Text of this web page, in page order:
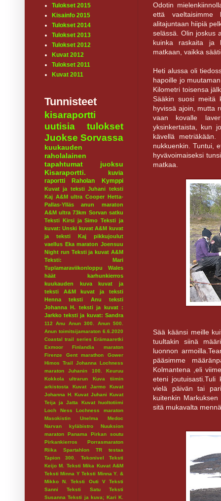
Odotin
että vaeltaisimme
alitajuntaan hiipiä
selässä. Olin joskus
kuinka raskaita ja
matkaan, vaikka
Heti alussa oli
hapoille jo
Kilometri toisensa
Sääkin suosi meitä
hyvissä ajoin, mutta
vaan kovalle
yksinkertaista, kun
kävellä
nukkuenkin. Tuntui,
hyvävoimaiseksi
matkaa.
Sää käänsi meille
tuultakin siinä
luonnon
pääsimme
Kolmantena ,eli
eteni joutuisasti.Tuli
vielä päivän tai
kuitenkin
sitä mukavalta
Tulokset 2015
Kisainfo 2015
Tulokset 2014
Tulokset 2013
Tulokset 2012
Kuvat 2012
Tulokset 2011
Kuvat 2011
Tunnisteet
kisaraportti
uutisia
tulokset
Juokse Sorvassa
kuukauden
raholalainen
tapahtumat
juoksu
Kisaraportti.
kuvia
raportti
Raholan Kymppi
Kuvat ja teksti Juhani teksti
Kaj A&M ultra Cooper Hetta-
Pallas-Ylläs
anun maraton
A&M ultra 73km Sorvan satku
Teksti Kirsi ja Simo Teksti ja
kuvat: Unski kuvat A&M kuvat
ja teksti Kaj
pikkujoulut
vaellus Eka maraton Joensuu
Night run Teksti ja kuvat A&M
Teksti: Mari
Tuplamaraviikonloppu
Wales
häät
karhunkierros
kuukauden kuva
kuvat ja
teksti A&M
kuvat ja teksti
Henna
teksti Anu
teksti
Johanna H. teksti ja kuvat :
Jarkko teksti ja kuvat: Sandra
112 Anu Anun 300.
Anun 500.
Anun toimitsijamaraton 6.6.2020
Coastal trail series Erämaaretki
Exmoor
Finlandia maraton
Firenze
Gent marathon
Gower
Himos Trail
Johanna Lochness
maraton
Juhanin 100.
Keuruu
Kokkola ultrarun
Kuva tiimin
arkistosta
Kuvat Jarmo
Kuvat
Johanna H.
Kuvat Juhani Kuvat
Teija ja Jatta
Kuvat huoltotiimi
Loch Ness
Lochness maraton
Masokistin Unelma
Medoc
Narvan kyläbistro
Nuuksion
maraton
Panama
Pirkan soutu
Pirkankierros
Porrasmaraton
Riika
Spartahlon
TR testaa
Tapion 300.
Tekonivel
Teksti
Keijo M.
Teksti Mika Kuvat A&M
Teksti Minna Y Teksti Minna Y. &
Mikko N.
Teksti Outi V
Teksti
Sanni
Teksti Satu
Teksti
Susanna Teksti ja kuva; Kari K.